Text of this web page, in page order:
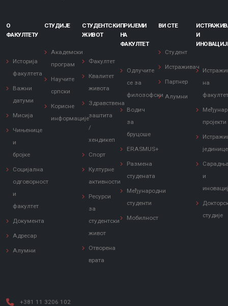
О
ФАКУЛТЕТУ
Историја
факултета
Важни
датуми
Мисија
Чињенице
и
бројке
Социјална
одговорност
и
факултет
Документа
Адресар
Алумни
СТУДИЈЕ
Академски
програм
Научите
српски
Корисне
информације
СТУДЕНТСКИ
ЖИВОТ
Факултет
Квалитет
живота
Здравствена
заштита
/
хендикеп
Спорт
Културне
активности
Ресурси
за
студентски
живот
Отворена
врата
ПРИЈЕМИ
НА
ФАКУЛТЕТ
Одлучите
се за
филозофски
Водич
за
бруцоше
ERASMUS+
Размена
студената
Међународни
студенти
Мобилност
ВИ СТЕ
Студент
Истраживач
Партнер
Алумни
И
на
пројекти
јединице
и
студије
+381 11 3206 102